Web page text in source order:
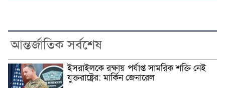
আন্তর্জাতিক সর্বশেষ
ইসরাইলকে রক্ষায় পর্যাপ্ত সামরিক শক্তি নেই
যুক্তরাষ্ট্রের: মার্কিন জেনারেল